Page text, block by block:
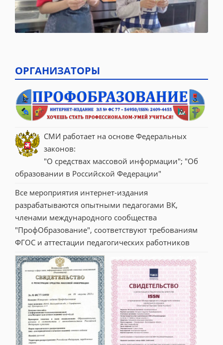
ОРГАНИЗАТОРЫ
СМИ работает на основе Федеральных
законов:
"О средствах массовой информации"; "Об
образовании в Российской Федерации"
Все мероприятия интернет-издания
разрабатываются опытными педагогами ВК,
членами международного сообщества
"ПрофОбразование", соответствуют требованиям
ФГОС и аттестации педагогических работников